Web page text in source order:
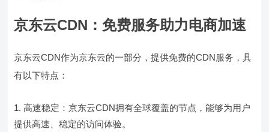
京东云CDN：免费服务助力电商加速
京东云CDN作为京东云的一部分，提供免费的CDN服务，具
有以下特点：
高速稳定：京东云CDN拥有全球覆盖的节点，能够为用户
提供高速、稳定的访问体验。